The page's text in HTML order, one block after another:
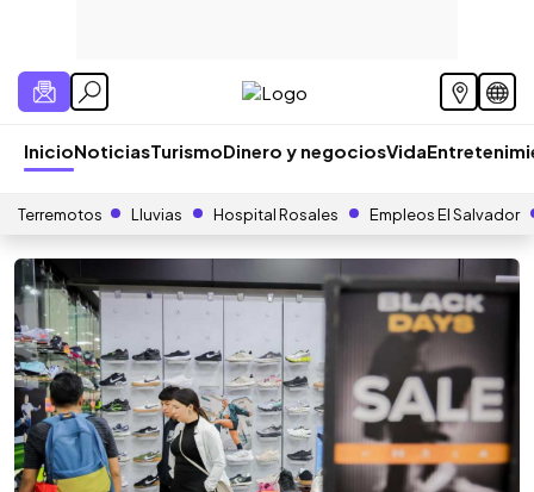
InicioNoticiasTurismoDinero y negociosVida
Terremotos Lluvias Hospital Rosales Empleos El Salvador